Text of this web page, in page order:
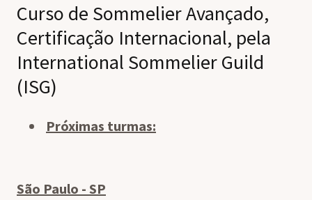
Curso de Sommelier Avançado,
Certificação Internacional, pela
International Sommelier Guild
(ISG)
Próximas turmas:
São Paulo - SP